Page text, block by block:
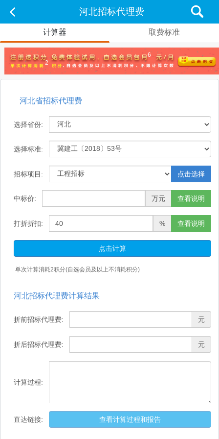
河北招标代理费
计算器 取费标准
6
2
河北省招标代理费
选择省份:
选择标准:
招标项目: 点击选择
中标价: 万元 查看说明
打折折扣: % 查看说明
点击计算
单次计算消耗2积分(自选会员及以上不消耗积分)
河北招标代理费计算结果
折前招标代理费: 元
折后招标代理费: 元
计算过程:
直达链接: 查看计算过程和报告